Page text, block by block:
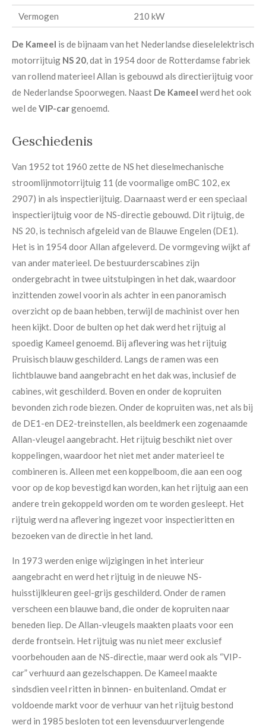
Vermogen 210 kW
De Kameel is de bijnaam van het Nederlandse dieselelektrisch
motorrijtuig NS 20, dat in 1954 door de Rotterdamse fabriek
van rollend materieel Allan is gebouwd als directierijtuig voor
de Nederlandse Spoorwegen. Naast De Kameel werd het ook
wel deVIP-cargenoemd.
Geschiedenis
Van 1952 tot 1960 zette de NS het dieselmechanische
stroomlijnmotorrijtuig 11 (de voormalige omBC 102, ex
2907) in als inspectierijtuig. Daarnaast werd er een speciaal
inspectierijtuig voor de NS-directie gebouwd. Dit rijtuig, de
NS 20, is technisch afgeleid van de Blauwe Engelen (DE1).
Het is in 1954 door Allan afgeleverd. De vormgeving wijkt af
van ander materieel. De bestuurderscabines zijn
ondergebracht in twee uitstulpingen in het dak, waardoor
inzittenden zowel voorin als achter in een panoramisch
overzicht op de baan hebben, terwijl de machinist over hen
heen kijkt. Door de bulten op het dak werd het rijtuig al
spoedig Kameel genoemd. Bij aflevering was het rijtuig
Pruisisch blauw geschilderd. Langs de ramen was een
lichtblauwe band aangebracht en het dak was, inclusief de
cabines, wit geschilderd. Boven en onder de kopruiten
bevonden zich rode biezen. Onder de kopruiten was, net als bij
de DE1-en DE2-treinstellen, als beeldmerk een zogenaamde
Allan-vleugel aangebracht. Het rijtuig beschikt niet over
koppelingen, waardoor het niet met ander materieel te
combineren is. Alleen met een koppelboom, die aan een oog
voor op de kop bevestigd kan worden, kan het rijtuig aan een
andere trein gekoppeld worden om te worden gesleept. Het
rijtuig werd na aflevering ingezet voor inspectieritten en
bezoeken van de directie in het land.
In 1973 werden enige wijzigingen in het interieur
aangebracht en werd het rijtuig in de nieuwe NS-
huisstijlkleuren geel-grijs geschilderd. Onder de ramen
verscheen een blauwe band, die onder de kopruiten naar
beneden liep. De Allan-vleugels maakten plaats voor een
derde frontsein. Het rijtuig was nu niet meer exclusief
voorbehouden aan de NS-directie, maar werd ook als “VIP-
car” verhuurd aan gezelschappen. De Kameel maakte
sindsdien veel ritten in binnen- en buitenland. Omdat er
voldoende markt voor de verhuur van het rijtuig bestond
werd in 1985 besloten tot een levensduurverlengende